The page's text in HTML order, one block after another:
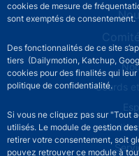
cookies de mesure de
sont exemptés de consentement.
Des fonctionnalités de ce site
tiers (Dailymotion, Katchup,
cookies pour des finalités qui
politique de confidentialité.
Si vous ne cliquez pas sur "Tout
utilisés. Le module de gestion
retirer votre consentement, soit
pouvez retrouver ce module à
Footer secondary
Sourds
La